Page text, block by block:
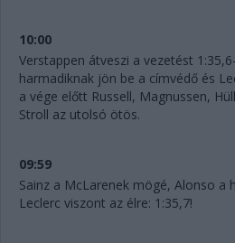
10:00
Verstappen átveszi a vezetést
harmadiknak jön be a címvédő és
a vége előtt Russell, Magnussen,
Stroll az utolsó ötös.
09:59
Sainz a McLarenek mögé, Alonso a
Leclerc viszont az élre: 1:35,7!